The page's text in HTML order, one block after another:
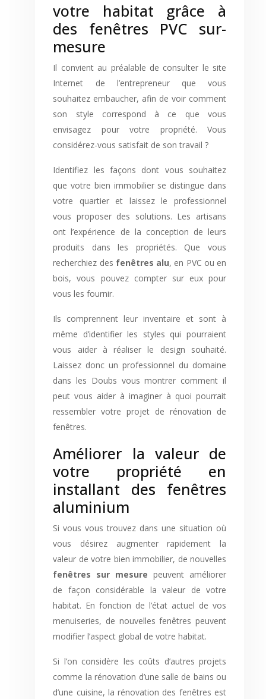
votre habitat grâce à
des fenêtres PVC sur-
mesure
Il convient au préalable de consulter le site
Internet de l’entrepreneur que vous
souhaitez embaucher, afin de voir comment
son style correspond à ce que vous
envisagez pour votre propriété. Vous
considérez-vous satisfait de son travail ?
Identifiez les façons dont vous souhaitez
que votre bien immobilier se distingue dans
votre quartier et laissez le professionnel
vous proposer des solutions. Les artisans
ont l’expérience de la conception de leurs
produits dans les propriétés. Que vous
recherchiez des fenêtres alu, en PVC ou en
bois, vous pouvez compter sur eux pour
vous les fournir.
Ils comprennent leur inventaire et sont à
même d’identifier les styles qui pourraient
vous aider à réaliser le design souhaité.
Laissez donc un professionnel du domaine
dans les Doubs vous montrer comment il
peut vous aider à imaginer à quoi pourrait
ressembler votre projet de rénovation de
fenêtres.
Améliorer la valeur de
votre propriété en
installant des fenêtres
aluminium
Si vous vous trouvez dans une situation où
vous désirez augmenter rapidement la
valeur de votre bien immobilier, de nouvelles
fenêtres sur mesure peuvent améliorer
de façon considérable la valeur de votre
habitat. En fonction de l’état actuel de vos
menuiseries, de nouvelles fenêtres peuvent
modifier l’aspect global de votre habitat.
Si l’on considère les coûts d’autres projets
comme la rénovation d’une salle de bains ou
d’une cuisine, la rénovation des fenêtres est